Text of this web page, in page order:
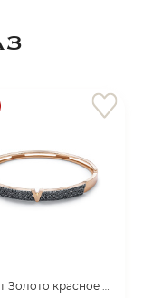
Браслет Золото красное 070045